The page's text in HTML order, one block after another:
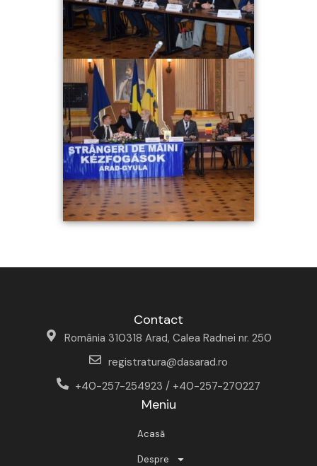
Contact
România 310318 Arad, Calea Radnei nr. 250
registratura@dasarad.ro
+40-257-254923 / +40-257-270227
Meniu
Acasă
Despre